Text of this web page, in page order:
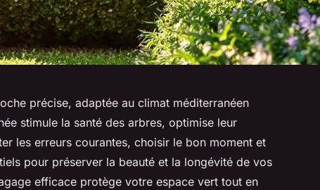
précise, adaptée au climat méditerranéen
stimule la santé des arbres, optimise leur
les erreurs courantes, choisir le bon moment et
pour préserver la beauté et la longévité de vos
efficace protège votre espace vert tout en